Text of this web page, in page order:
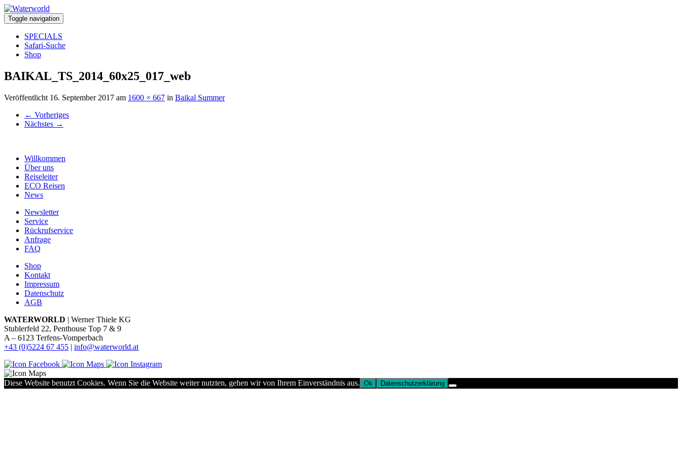
Toggle navigation
SPECIALS
Safari-Suche
Shop
BAIKAL_TS_2014_60x25_017_web
Veröffentlicht 16. September 2017 am 1600 × 667 in Baikal Summer
← Vorheriges
Nächstes →
Willkommen
Über uns
Reiseleiter
ECO Reisen
News
Newsletter
Service
Rückrufservice
Anfrage
FAQ
Shop
Kontakt
Impressum
Datenschutz
AGB
WATERWORLD | Werner Thiele KG
Stublerfeld 22, Penthouse Top 7 & 9
A – 6123 Terfens-Vomperbach
+43 (0)5224 67 455 | info@waterworld.at
Diese Website benutzt Cookies. Wenn Sie die Website weiter nutzten, gehen wir von Ihrem Einverständnis aus. Ok Datenschutzerklärung